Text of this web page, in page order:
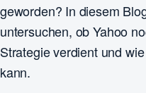
geworden? In diesem
untersuchen, ob Yahoo
Strategie verdient und
kann.